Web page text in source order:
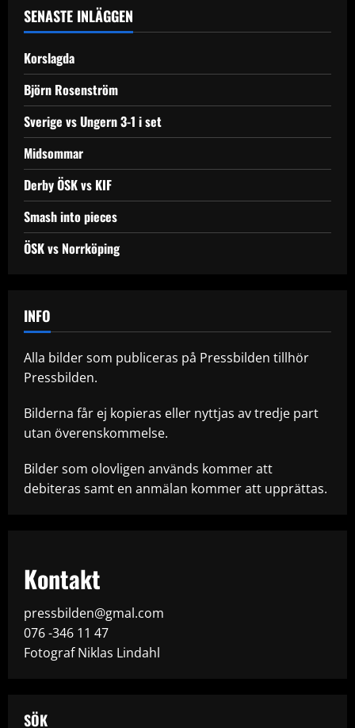
SENASTE INLÄGGEN
Korslagda
Björn Rosenström
Sverige vs Ungern 3-1 i set
Midsommar
Derby ÖSK vs KIF
Smash into pieces
ÖSK vs Norrköping
INFO
Alla bilder som publiceras på Pressbilden tillhör
Pressbilden.
Bilderna får ej kopieras eller nyttjas av tredje part
utan överenskommelse.
Bilder som olovligen används kommer att
debiteras samt en anmälan kommer att upprättas.
Kontakt
pressbilden@gmal.com
076 -346 11 47
Fotograf Niklas Lindahl
SÖK